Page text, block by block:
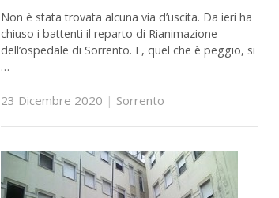
Non è stata trovata alcuna via d’uscita. Da ieri ha
chiuso i battenti il reparto di Rianimazione
dell’ospedale di Sorrento. E, quel che è peggio, si
…
23 Dicembre 2020 | Sorrento